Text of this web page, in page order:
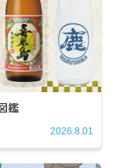
鑑
2026.8.01